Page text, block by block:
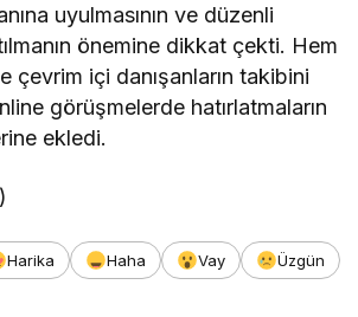
uyulmasının ve düzenli
önemine dikkat çekti. Hem
çevrim içi danışanların takibini
görüşmelerde hatırlatmaların
ekledi.
Harika Haha Vay
Üzgün